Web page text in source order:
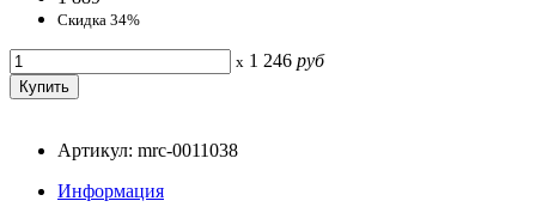
Скидка 34%
x 1 246 руб
Артикул: mrc-0011038
Информация